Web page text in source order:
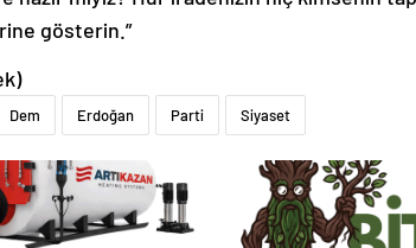
gösterin.”
Dem Erdoğan Parti Siyaset